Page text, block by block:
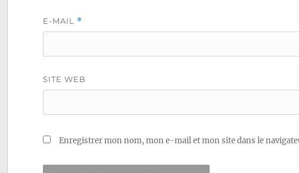
E-MAIL *
SITE WEB
Enregistrer mon nom, mon e-mail et mon site dans le